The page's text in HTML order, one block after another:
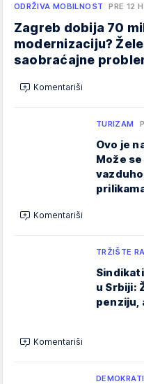
ODRŽIVA MOBILNOST PRE 12 H
Zagreb dobija 70
modernizaciju?
saobraćajne
Komentariši
TURIZAM
Ovo je
Može
Komentariši
TRŽIŠTE
u Srbiji:
penziju,
Komentariši